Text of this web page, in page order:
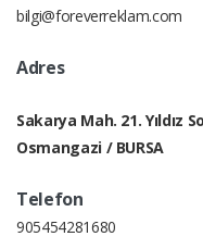
bilgi@foreverreklam.com
Adres
Sakarya Mah. 21. Yıldız
Osmangazi / BURSA
Telefon
905454281680